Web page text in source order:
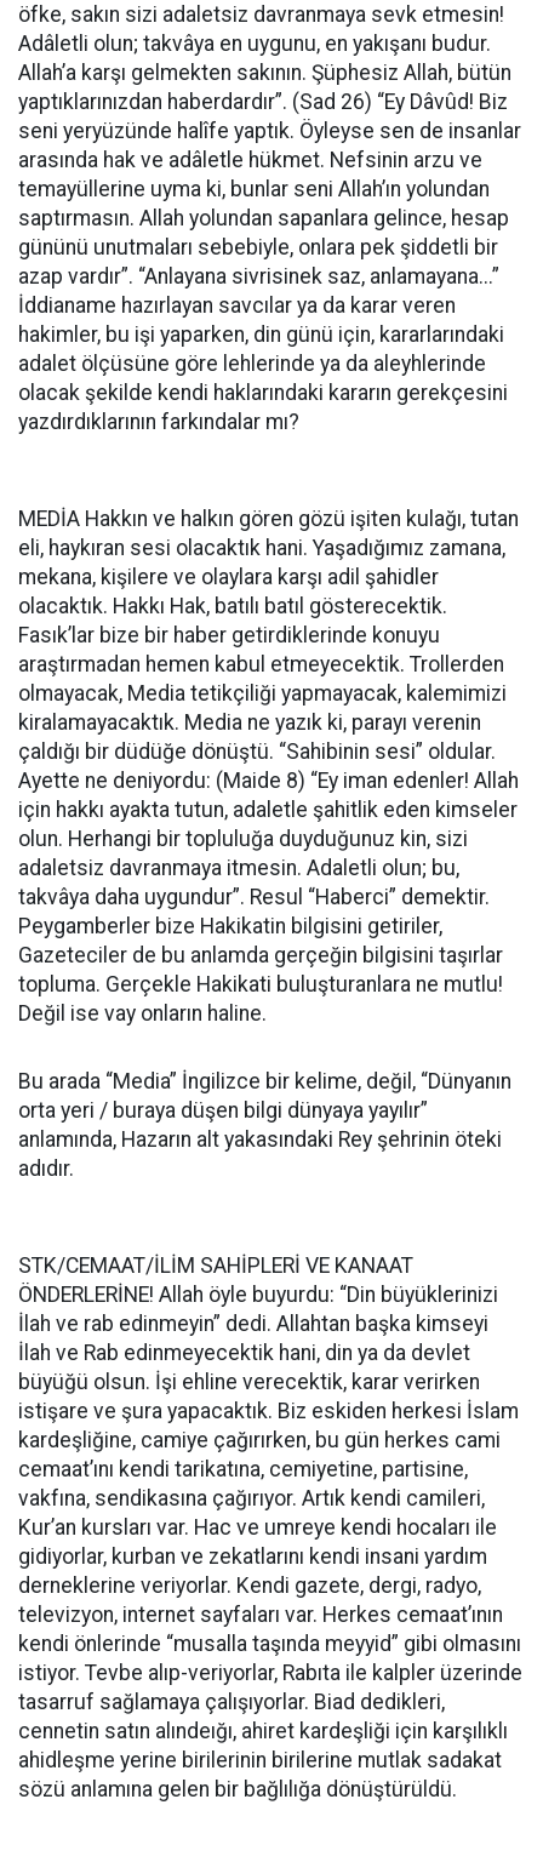
öfke, sakın sizi adaletsiz davranmaya sevk etmesin!
Adâletli olun; takvâya en uygunu, en yakışanı budur.
Allah’a karşı gelmekten sakının. Şüphesiz Allah, bütün
yaptıklarınızdan haberdardır”. (Sad 26) “Ey Dâvûd! Biz
seni yeryüzünde halîfe yaptık. Öyleyse sen de insanlar
arasında hak ve adâletle hükmet. Nefsinin arzu ve
temayüllerine uyma ki, bunlar seni Allah’ın yolundan
saptırmasın. Allah yolundan sapanlara gelince, hesap
gününü unutmaları sebebiyle, onlara pek şiddetli bir
azap vardır”. “Anlayana sivrisinek saz, anlamayana...”
İddianame hazırlayan savcılar ya da karar veren
hakimler, bu işi yaparken, din günü için, kararlarındaki
adalet ölçüsüne göre lehlerinde ya da aleyhlerinde
olacak şekilde kendi haklarındaki kararın gerekçesini
yazdırdıklarının farkındalar mı?
MEDİA Hakkın ve halkın gören gözü işiten kulağı, tutan
eli, haykıran sesi olacaktık hani. Yaşadığımız zamana,
mekana, kişilere ve olaylara karşı adil şahidler
olacaktık. Hakkı Hak, batılı batıl gösterecektik.
Fasık’lar bize bir haber getirdiklerinde konuyu
araştırmadan hemen kabul etmeyecektik. Trollerden
olmayacak, Media tetikçiliği yapmayacak, kalemimizi
kiralamayacaktık. Media ne yazık ki, parayı verenin
çaldığı bir düdüğe dönüştü. “Sahibinin sesi” oldular.
Ayette ne deniyordu: (Maide 8) “Ey iman edenler! Allah
için hakkı ayakta tutun, adaletle şahitlik eden kimseler
olun. Herhangi bir topluluğa duyduğunuz kin, sizi
adaletsiz davranmaya itmesin. Adaletli olun; bu,
takvâya daha uygundur”. Resul “Haberci” demektir.
Peygamberler bize Hakikatin bilgisini getiriler,
Gazeteciler de bu anlamda gerçeğin bilgisini taşırlar
topluma. Gerçekle Hakikati buluşturanlara ne mutlu!
Değil ise vay onların haline.
Bu arada “Media” İngilizce bir kelime, değil, “Dünyanın
orta yeri / buraya düşen bilgi dünyaya yayılır”
anlamında, Hazarın alt yakasındaki Rey şehrinin öteki
adıdır.
STK/CEMAAT/İLİM SAHİPLERİ VE KANAAT
ÖNDERLERİNE! Allah öyle buyurdu: “Din büyüklerinizi
İlah ve rab edinmeyin” dedi. Allahtan başka kimseyi
İlah ve Rab edinmeyecektik hani, din ya da devlet
büyüğü olsun. İşi ehline verecektik, karar verirken
istişare ve şura yapacaktık. Biz eskiden herkesi İslam
kardeşliğine, camiye çağırırken, bu gün herkes cami
cemaat’ını kendi tarikatına, cemiyetine, partisine,
vakfına, sendikasına çağırıyor. Artık kendi camileri,
Kur’an kursları var. Hac ve umreye kendi hocaları ile
gidiyorlar, kurban ve zekatlarını kendi insani yardım
derneklerine veriyorlar. Kendi gazete, dergi, radyo,
televizyon, internet sayfaları var. Herkes cemaat’ının
kendi önlerinde “musalla taşında meyyid” gibi olmasını
istiyor. Tevbe alıp-veriyorlar, Rabıta ile kalpler üzerinde
tasarruf sağlamaya çalışıyorlar. Biad dedikleri,
cennetin satın alındeığı, ahiret kardeşliği için karşılıklı
ahidleşme yerine birilerinin birilerine mutlak sadakat
sözü anlamına gelen bir bağlılığa dönüştürüldü.